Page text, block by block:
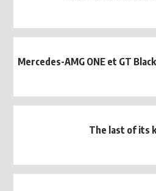
Mercedes-AMG ONE et GT
The last of its